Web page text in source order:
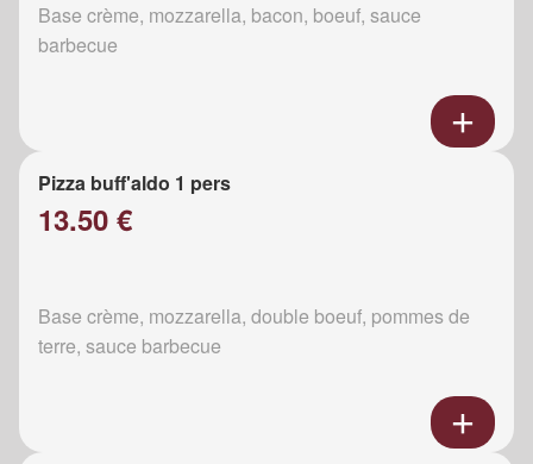
Base crème, mozzarella, bacon, boeuf, sauce
barbecue
Pizza buff'aldo 1 pers
13.50 €
Base crème, mozzarella, double boeuf, pommes de
terre, sauce barbecue